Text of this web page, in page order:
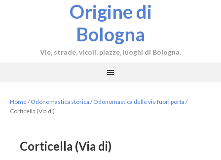
Origine di
Bologna
Vie, strade, vicoli, piazze, luoghi di Bologna.
Home/ Odonomastica storica / Odonomastica delle vie fuori porta /
Corticella (Via di)
Corticella (Via di)